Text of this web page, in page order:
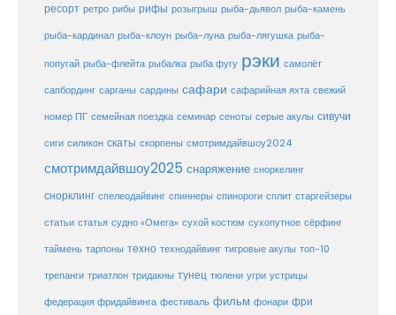
ресорт ретро рибы рифы розыгрыш рыба-дьявол рыба-камень
рыба-кардинал рыба-клоун рыба-луна рыба-лягушка рыба-
попугай рыба-флейта рыбалка рыба фугу рэки самолёт
сапбординг сарганы сардины сафари сафарийная яхта свежий
номер ПГ семейная поездка семинар сеноты серые акулы сивучи
сиги силикон скаты скорпены смотримдайвшоу2024
смотримдайвшоу2025 снаряжение сноркелинг
снорклинг спелеодайвинг спиннеры спинороги сплит старгейзеры
статьи статья судно «Омега» сухой костюм сухопутное сёрфинг
таймень тарпоны техно технодайвинг тигровые акулы топ-10
трепанги триатлон тридакны тунец тюлени угри устрицы
федерация фридайвинга фестиваль фильм фонари фри